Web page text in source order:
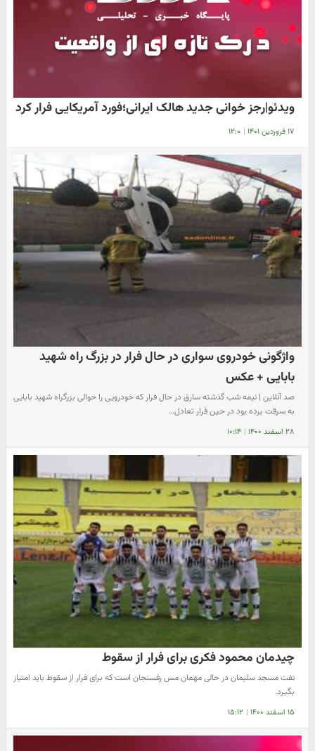
ویدئو|رجز خوانی جدید هالک ایرانی؛فورد آمریکایی فرار کرد
۱۷ فروردین ۱۴۰۱ | ۱۲:۰
واژگونی خودروی سواری در حال فرار در بزرگ راه شهید
بابایی + عکس
صد آنلاین | نیمه شب گذشته سارق در حال فرار که خودرویی را حوالی بزرگراه شهید بابایی
به سرقت برده بود در حین فرار تعادل…
۲۸ اسفند ۱۴۰۰ | ۱۰:۱۴
چیدمان محمود فکری برای فرار از سقوط
نفت مسجد سلیمان در حالی مهمان مس رفسنجان است که برای فرار از سقوط باید امتیاز
بگیرد.
۱۵ اسفند ۱۴۰۰ | ۱۵:۱۲